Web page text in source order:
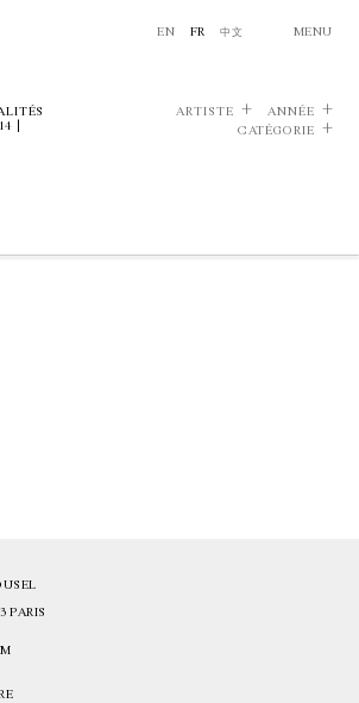
EN FR 中文 MENU
|
ARTISTE
ANNÉE
CATÉGORIE
PARIS